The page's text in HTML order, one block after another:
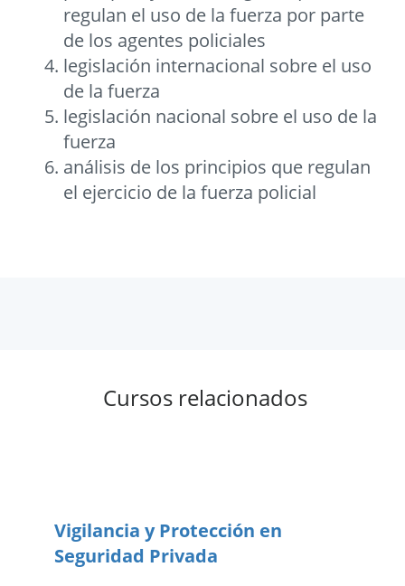
regulan el uso de la fuerza por parte
de los agentes policiales
legislación internacional sobre el uso
de la fuerza
legislación nacional sobre el uso de la
fuerza
análisis de los principios que regulan
el ejercicio de la fuerza policial
Cursos relacionados
Vigilancia y Protección en
Seguridad Privada